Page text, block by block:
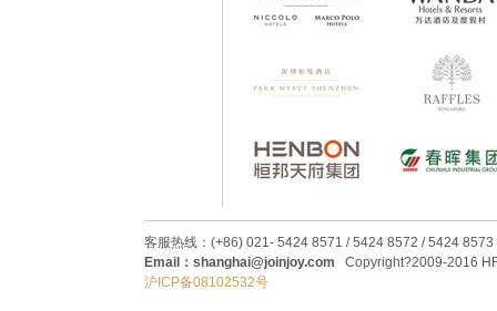
客服热线：(+86) 021- 5424 8571 / 5424 8572 / 5424 8573
Email：shanghai@joinjoy.com Copyright?2009-2016
沪ICP备08102532号